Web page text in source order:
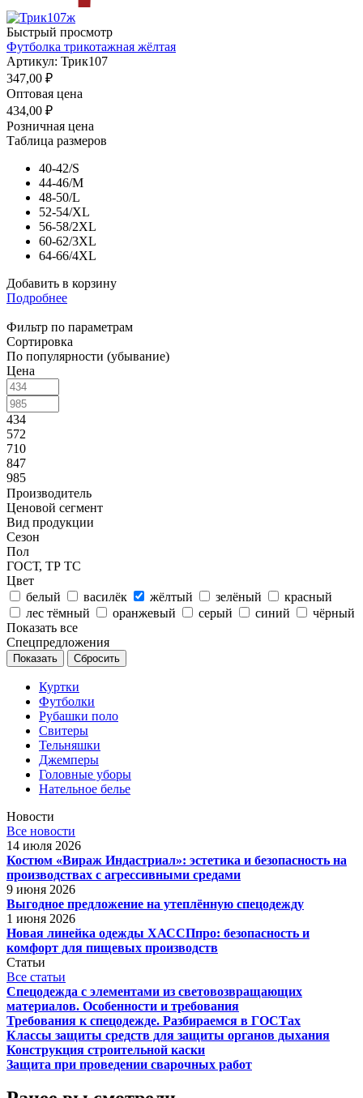
Быстрый просмотр
Футболка трикотажная жёлтая
Артикул: Трик107
347,00 ₽
Оптовая цена
434,00 ₽
Розничная цена
Таблица размеров
40-42/S
44-46/M
48-50/L
52-54/XL
56-58/2XL
60-62/3XL
64-66/4XL
Добавить в корзину
Подробнее
Фильтр по параметрам
Сортировка
По популярности (убывание)
Цена
434
572
710
847
985
Производитель
Ценовой сегмент
Вид продукции
Сезон
Пол
ГОСТ, ТР ТС
Цвет
белый
василёк жёлтый зелёный
красный
лес тёмный
оранжевый серый синий
чёрный
Показать все
Спецпредложения
Сбросить
Куртки
Футболки
Рубашки поло
Свитеры
Тельняшки
Джемперы
Головные уборы
Нательное белье
Новости
Все новости
14 июля 2026
Костюм «Вираж Индастриал»: эстетика и безопасность на
производствах с агрессивными средами
9 июня 2026
Выгодное предложение на утеплённую спецодежду
1 июня 2026
Новая линейка одежды ХАССПпро: безопасность и
комфорт для пищевых производств
Статьи
Все статьи
Спецодежда с элементами из световозвращающих
материалов. Особенности и требования
Требования к спецодежде. Разбираемся в ГОСТах
Классы защиты средств для защиты органов дыхания
Конструкция строительной каски
Защита при проведении сварочных работ